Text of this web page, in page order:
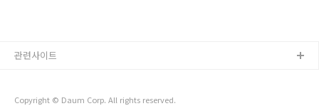
Copyright © Daum Corp. All rights reserved.
관련사이트